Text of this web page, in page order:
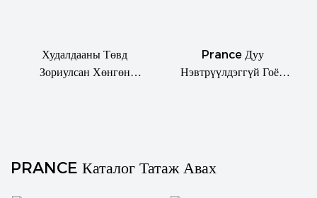
Худалдааны Төвд
Зориулсан Хөнгөн
Prance Дуу
Нэвтрүүлдэггүй Гоёл
PRANCE Каталог Татаж Авах